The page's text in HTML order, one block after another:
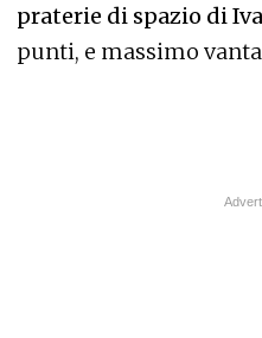
praterie di spazio di
punti, e massimo